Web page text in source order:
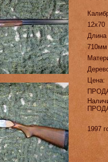
12х70
710мм
Цена:
1997